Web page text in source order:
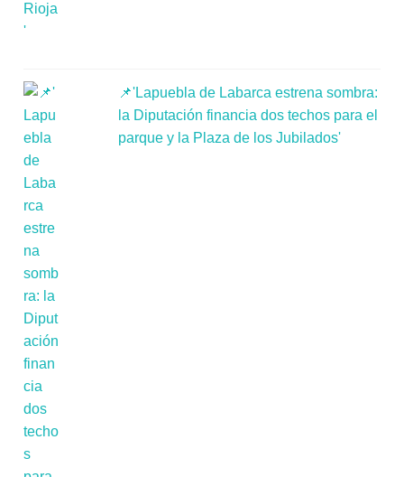
📌'Lapuebla de Labarca estrena sombra:
la Diputación financia dos techos para el
parque y la Plaza de los Jubilados'